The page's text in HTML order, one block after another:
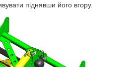
піднявши його вгору.